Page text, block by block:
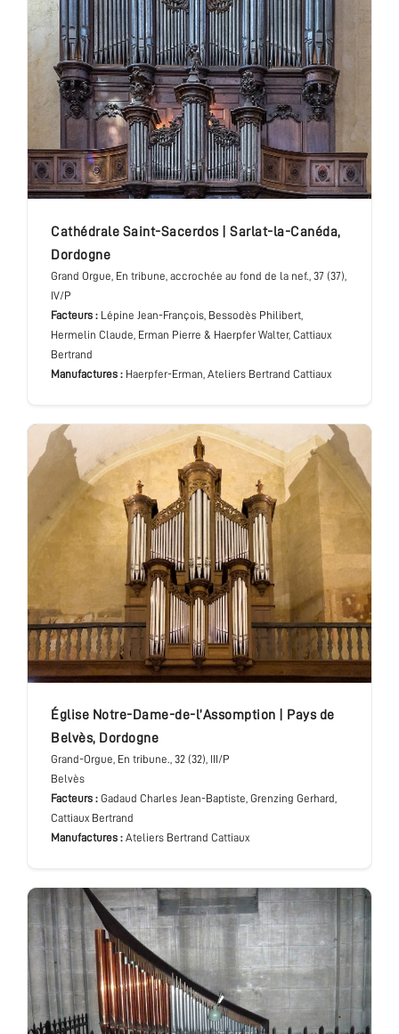
cathédrale Saint-Sacerdos| Sarlat-la-Canéda,
Dordogne
Grand Orgue, En tribune, accrochée au fond de la nef., 37 (37),
IV/P
Facteurs : Lépine Jean-François, Bessodès Philibert,
Hermelin Claude, Erman Pierre & Haerpfer Walter, Cattiaux
Bertrand
Manufactures : Haerpfer-Erman, Ateliers Bertrand Cattiaux
église Notre-Dame-de-l’Assomption
Pays de
Belvès, Dordogne
Grand-Orgue, En tribune., 32 (32), III/P
Belvès
Facteurs : Gadaud Charles Jean-Baptiste, Grenzing Gerhard,
Cattiaux Bertrand
Manufactures : Ateliers Bertrand Cattiaux